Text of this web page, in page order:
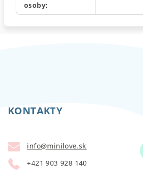
osoby:
KONTAKTY
info@minilove.sk
+421 903 928 140